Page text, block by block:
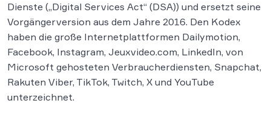
Dienste („Digital Services Act“ (DSA)) und ersetzt seine
Vorgängerversion aus dem Jahre 2016. Den Kodex
haben die große Internetplattformen Dailymotion,
Facebook, Instagram, Jeuxvideo.com, LinkedIn, von
Microsoft gehosteten Verbraucherdiensten, Snapchat,
Rakuten Viber, TikTok, Twitch, X und YouTube
unterzeichnet.